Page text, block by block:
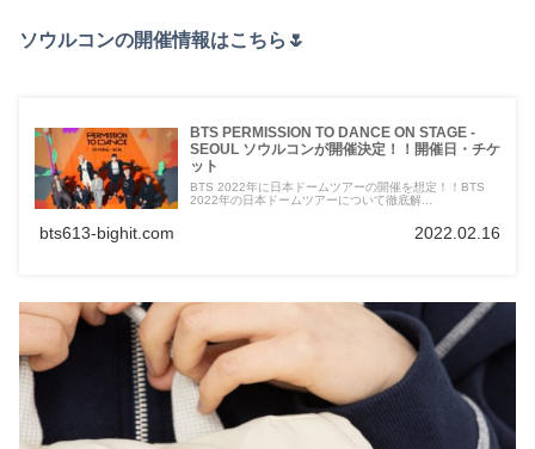
ソウルコンの開催情報はこちら🌷
BTS PERMISSION TO DANCE ON STAGE -
SEOUL ソウルコンが開催決定！！開催日・チケ
ット
BTS 2022年に日本ドームツアーの開催を想定！！BTS
2022年の日本ドームツアーについて徹底解...
bts613-bighit.com 2022.02.16